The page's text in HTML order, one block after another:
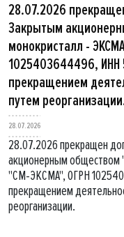
28.07.2026
Закрытым
монокристалл -
1025403644496, ИНН
прекращением
путем
28.07.2026
28.07.2026 прекращен
акционерным обществом
"СМ-ЭКСМА", ОГРН
прекращением
реорганизации.